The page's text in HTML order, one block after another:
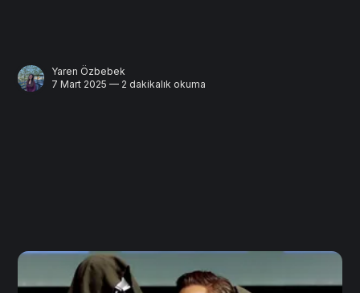
Yaren Özbebek
7 Mart 2025 — 2 dakikalık okuma